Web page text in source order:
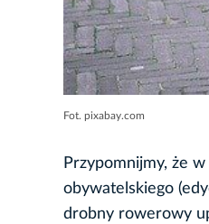
Fot. pixabay.com
Przypomnijmy, że
obywatelskiego
drobny rowerowy